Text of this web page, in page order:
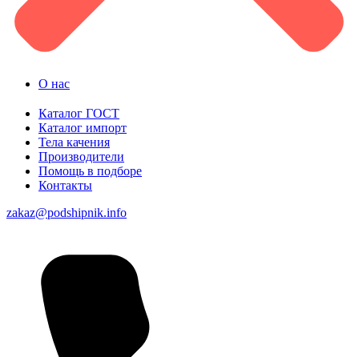
О нас
Каталог ГОСТ
Каталог импорт
Тела качения
Производители
Помощь в подборе
Контакты
zakaz@podshipnik.info